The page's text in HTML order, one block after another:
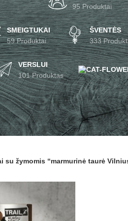
95 Produktai
SMEIGTUKAI
59 Produktai
ŠVENTĖS
333
VERSLUI
101 Produktas
su žymomis “marmurinė taurė